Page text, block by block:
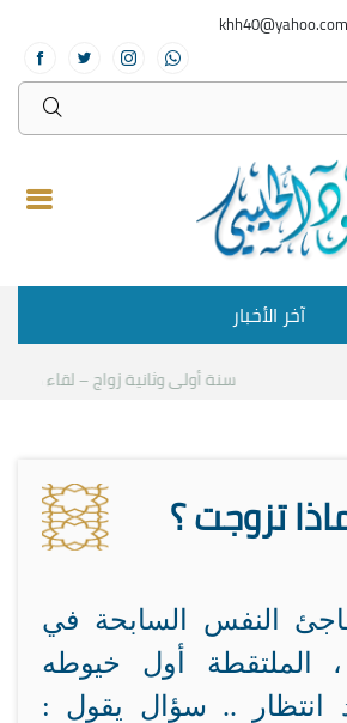
آخر الأخبار
سنة أولى وثانية زواج – لقاء مع
تزوجت ؟
النفس السابحة في
الملتقطة أول خيوطه
انتظار .. سؤال يقول :